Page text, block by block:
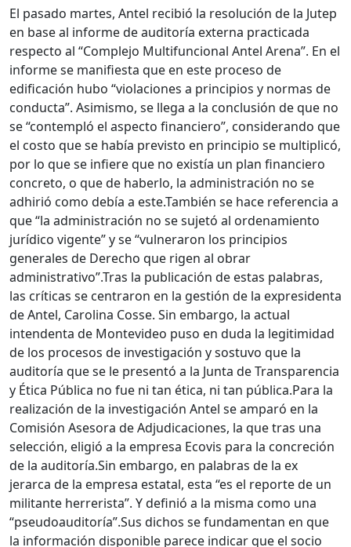
El pasado martes, Antel recibió la resolución de la Jutep
en base al informe de auditoría externa practicada
respecto al “Complejo Multifuncional Antel Arena”. En el
informe se manifiesta que en este proceso de
edificación hubo “violaciones a principios y normas de
conducta”. Asimismo, se llega a la conclusión de que no
se “contempló el aspecto financiero”, considerando que
el costo que se había previsto en principio se multiplicó,
por lo que se infiere que no existía un plan financiero
concreto, o que de haberlo, la administración no se
adhirió como debía a este.También se hace referencia a
que “la administración no se sujetó al ordenamiento
jurídico vigente” y se “vulneraron los principios
generales de Derecho que rigen al obrar
administrativo”.Tras la publicación de estas palabras,
las críticas se centraron en la gestión de la expresidenta
de Antel, Carolina Cosse. Sin embargo, la actual
intendenta de Montevideo puso en duda la legitimidad
de los procesos de investigación y sostuvo que la
auditoría que se le presentó a la Junta de Transparencia
y Ética Pública no fue ni tan ética, ni tan pública.Para la
realización de la investigación Antel se amparó en la
Comisión Asesora de Adjudicaciones, la que tras una
selección, eligió a la empresa Ecovis para la concreción
de la auditoría.Sin embargo, en palabras de la ex
jerarca de la empresa estatal, esta “es el reporte de un
militante herrerista”. Y definió a la misma como una
“pseudoauditoría”.Sus dichos se fundamentan en que
la información disponible parece indicar que el socio